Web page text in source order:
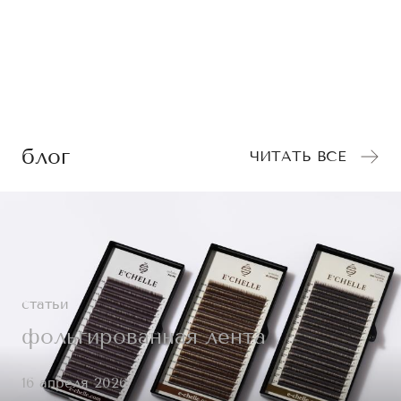
блог ЧИТАТЬ ВСЕ
статьи
фольгированная лента
16 апреля 2026